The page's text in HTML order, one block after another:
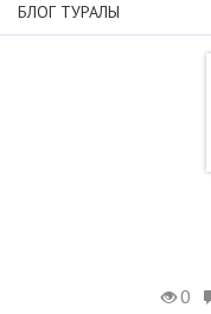
БЛОГ ТУРАЛЫ
0